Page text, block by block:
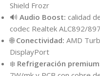
Shield Frozr
🔊 Audio Boost: calidad
codec Realtek ALC892/897
🌐Conectividad: AMD
DisplayPort
❄️ Refrigeración